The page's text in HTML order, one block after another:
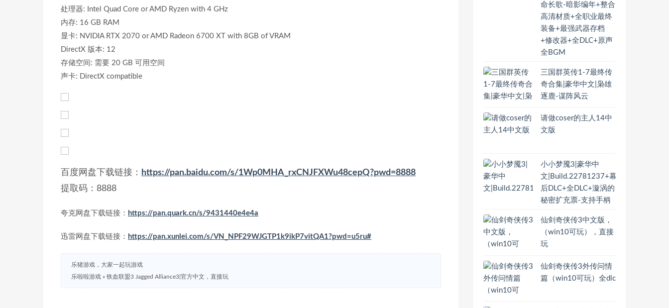
处理器: Intel Quad Core or AMD Ryzen with 4 GHz
内存: 16 GB RAM
显卡: NVIDIA RTX 2070 or AMD Radeon 6700 XT with 8GB of VRAM
DirectX 版本: 12
存储空间: 需要 20 GB 可用空间
声卡: DirectX compatible
百度网盘下载链接：
https://pan.baidu.com/s/1Wp0MHA_rxCNJFXWu48cepQ?pwd=8888
提取码：8888
夸克网盘下载链接： https://pan.quark.cn/s/9431440e4e4a
迅雷网盘下载链接： https://pan.xunlei.com/s/VN_NPF29WJGTP1k9ikP7vitQA1?pwd=u5ru#
乐猪游戏，大家一起玩游戏
乐啦啦游戏 » 铁血联盟3 Jagged Alliance3|官方中文，直接玩
命长歌-暗影编年+整合
高清材质+全职业最终
装备+最强武器存档
+修改器+全DLC+原声
全BGM
三国群英传1-7最终传
奇合集|豪华中文|枭雄
逐鹿-谋阵风云
请做coser的主人14中
文版
小小梦魇3|豪华中
文|Build.22781237+幕
后DLC+全DLC+漩涡的
秘密扩充票-支持手柄
仙剑奇侠传3中文版，
（win10可玩），直接
玩
仙剑奇侠传3外传问情
篇（win10可玩）全dlc